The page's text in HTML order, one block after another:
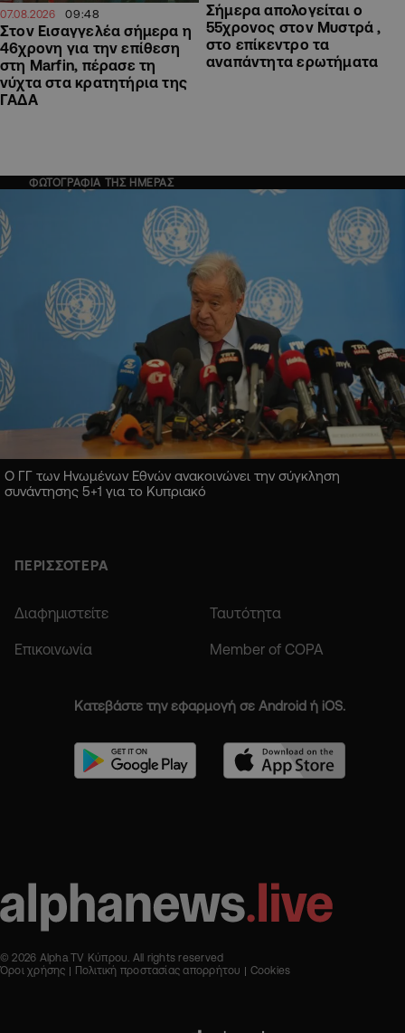
07.08.2026 09:48
Στον Εισαγγελέα σήμερα η
46χρονη για την επίθεση
στη Marfin, πέρασε τη
νύχτα στα κρατητήρια της
ΓΑΔΑ
Σήμερα απολογείται ο
55χρονος στον Μυστρά ,
στο επίκεντρο τα
αναπάντητα ερωτήματα
ΦΩΤΟΓΡΑΦΙΑ ΤΗΣ ΗΜΕΡΑΣ
Ο ΓΓ των Ηνωμένων Εθνών ανακοινώνει την σύγκληση
συνάντησης 5+1 για το Κυπριακό
ΠΕΡΙΣΣΟΤΕΡΑ
Διαφημιστείτε Ταυτότητα
Επικοινωνία Member of COPA
Κατεβάστε την εφαρμογή σε Android ή iOS.
© 2026 Alpha TV Κύπρου. All rights reserved
Όροι χρήσης
Πολιτική προστασίας απορρήτου Cookies